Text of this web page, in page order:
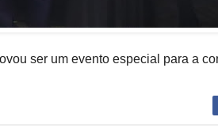
ser um evento especial para a